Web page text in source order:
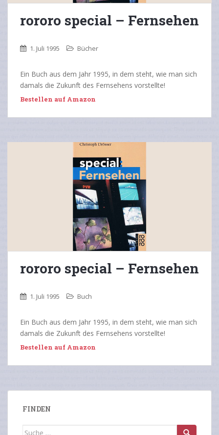
rororo special – Fernsehen
1. Juli 1995 Bücher
Ein Buch aus dem Jahr 1995, in dem steht, wie man sich
damals die Zukunft des Fernsehens vorstellte!
Bestellen auf Amazon
rororo special – Fernsehen
1. Juli 1995 Buch
Ein Buch aus dem Jahr 1995, in dem steht, wie man sich
damals die Zukunft des Fernsehens vorstellte!
Bestellen auf Amazon
FINDEN
Suche